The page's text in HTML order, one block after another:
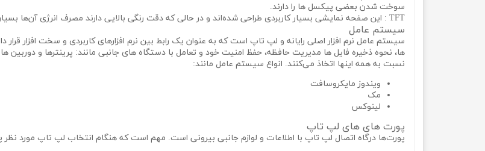
سوخت شدن بعضی پیکسل ‌ها را دارند.
TFT : این صفحه نمایشی بسیار کاربردی طراحی شده‌اند و در حالی که دقت رنگی بالایی دارند مصرف انرژی آن‌ها بسیار پایین است.
سیستم عامل
سیستم عامل نرم افزار اصلی رایانه و لپ تاپ است که به عنوان یک رابط بین نرم افزارهای کاربردی و سخت افزار
ها، نحوه ذخیره فایل ها مدیریت حافظه، حفظ امنیت خود و تعامل با دستگاه های جانبی مانند: پرینترها و
نسبت به همه اینها اتخاذ می‌کنند. انواع سیستم عامل مانند:
ویندوز مایکروسافت
مک
لینوکس
پورت های های لپ تاپ
پورت‌ها درگاه اتصال لپ تاپ با اطلاعات و لوازم جانبی بیرونی است. مهم است که هنگام انتخاب لپ تاپ مورد نظر